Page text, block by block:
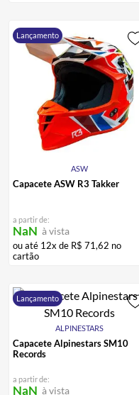
Lançamento
ASW
Capacete ASW R3 Takker
a partir de:
NaN à vista
ou até 12x de R$ 71,62 no
cartão
Lançamento
ALPINESTARS
Capacete Alpinestars SM10
Records
a partir de:
NaN à vista